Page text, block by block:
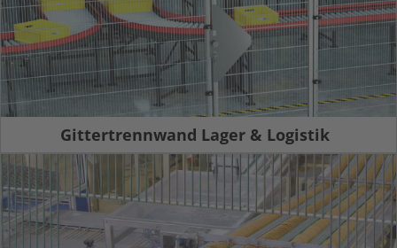
Gittertrennwand Lager & Logistik